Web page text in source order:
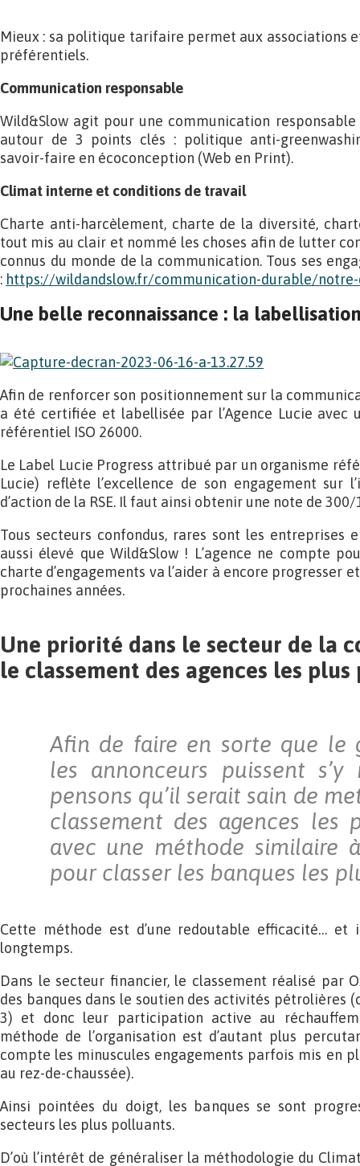
Mieux : sa politique tarifaire permet aux associations
préférentiels.
Communication responsable
Wild&Slow agit pour une communication
autour de 3 points clés : politique anti-
savoir-faire en écoconception (Web en Print).
Climat interne et conditions de travail
Charte anti-harcèlement, charte de la diversité,
tout mis au clair et nommé les choses afin de lutter
connus du monde de la communication. Tous ses
: https://wildandslow.fr/communication-durable/
Une belle reconnaissance : la
Afin de renforcer son positionnement sur la
a été certifiée et labellisée par l’Agence Lucie avec
référentiel ISO 26000.
Le Label Lucie Progress attribué par un organisme
Lucie) reflète l’excellence de son engagement sur
d’action de la RSE. Il faut ainsi obtenir une note de
Tous secteurs confondus, rares sont les entreprises
aussi élevé que Wild&Slow ! L’agence ne compte
charte d’engagements va l’aider à encore progresser
prochaines années.
Une priorité dans le secteur de la
le classement des agences les
Afin de faire en sorte que le
les annonceurs puissent s’y
pensons qu’il serait sain de
classement des agences les
avec une méthode similaire
pour classer les banques les
Cette méthode est d’une redoutable efficacité…
longtemps.
Dans le secteur financier, le classement réalisé par
des banques dans le soutien des activités pétrolières
3) et donc leur participation active au
méthode de l’organisation est d’autant plus
compte les minuscules engagements parfois mis en
au rez-de-chaussée).
Ainsi pointées du doigt, les banques se sont
secteurs les plus polluants.
D’où l’intérêt de généraliser la méthodologie du